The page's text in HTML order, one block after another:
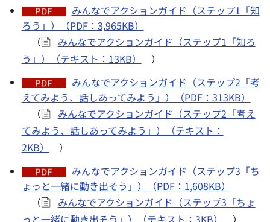
みんなでアクションガイド（ステップ1「知
ろう」）（PDF：3,965KB）
（
みんなでアクションガイド（ステップ1「知ろ
う」）（テキスト：13KB）
）
みんなでアクションガイド（ステップ2「考
えてみよう、話しあってみよう」）（PDF：313KB）
（
みんなでアクションガイド（ステップ2「考え
てみよう、話しあってみよう」）（テキスト：
2KB）
）
みんなでアクションガイド（ステップ3「ち
ょっと一緒に動き出そう」）（PDF：1,608KB）
（
みんなでアクションガイド（ステップ3「ちょ
っと一緒に動き出そう」）（テキスト：3KB）
）